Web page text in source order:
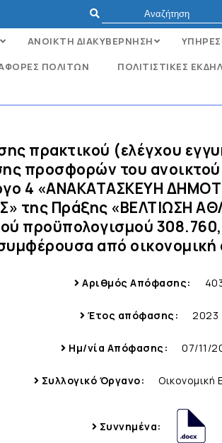
ΑΝΟΙΚΤΗ ΔΙΑΚΥΒΕΡΝΗΣΗ
ΠΟΛΙΤΏΝ ΠΟΛΙΤΙΣΤΙΚΕΣ
πρακτικού (ελέγχου
προσφορών του
4 «ΑΝΑΚΑΤΑΣΚΕΥΗ
της Πράξης «ΒΕΛΤΙΩΣΗ
προϋπολογισμού
από
Αριθμός Απόφασης:
Έτος απόφασης: 2023
Ημ/νία Απόφασης: 07/11/
Συλλογικό Όργανο: Οικονομική
Συννημένα: